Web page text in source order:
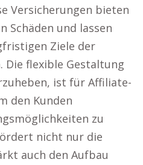
Versicherungen bieten
Schäden und lassen
Ziele der
Die flexible Gestaltung
ist für Affiliate-
den Kunden
zu
nicht nur die
auch den Aufbau